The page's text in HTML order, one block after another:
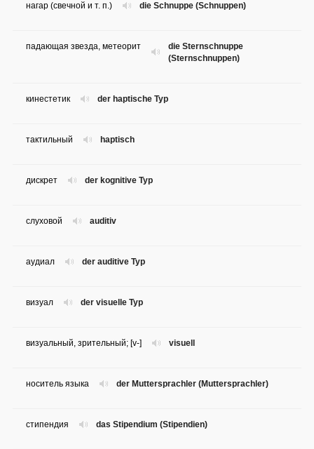
die Schnuppe (Schnuppen)
нагар (свечной и т. п.)
die Sternschnuppe
(Sternschnuppen)
падающая звезда, метеорит
der haptische Typ
кинестетик
haptisch
тактильный
der kognitive Typ
дискрет
auditiv
слуховой
der auditive Typ
аудиал
der visuelle Typ
визуал
visuell
визуальный, зрительный; [v-]
der Muttersprachler (Muttersprachler)
носитель языка
das Stipendium (Stipendien)
стипендия